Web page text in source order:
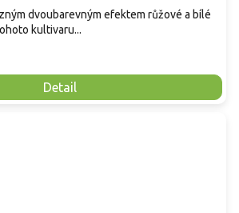
Detail
dvoubarevným efektem růžové a bílé
kultivaru...